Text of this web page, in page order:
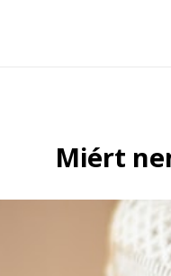
Miért